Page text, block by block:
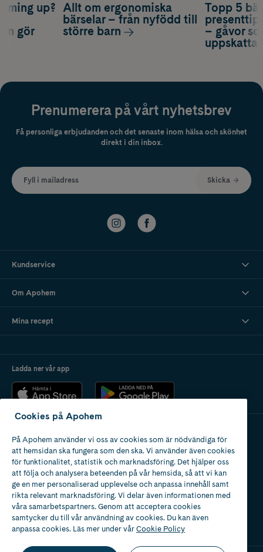
Topp 5
– gåvor
up?
gör
Allt om ergonomiska
bärselar – från nyfödd till
större barn
Prenumerera på vårt nyhetsbrev
Få personliga erbjudanden och det senaste inom hälsa och skönhet
direkt i din inbox.
Fyll i mailadress Skicka
Kundservice
Om Apohem
Mina recept
Ladda ner vår app
Apotek med tillstånd
av Läkemedelsverket
Cookies på Apohem
På Apohem använder vi oss av cookies som är nödvändiga för
att hemsidan ska fungera som den ska. Vi använder även cookies
för funktionalitet, statistik och marknadsföring. Det hjälper oss
att följa och analysera beteenden på vår hemsida, så att vi kan
ge en mer personaliserad upplevelse och anpassa innehåll samt
rikta relevant marknadsföring. Vi delar även informationen med
våra samarbetspartners. Genom att acceptera cookies
samtycker du till vår användning av cookies. Du kan även
anpassa cookies. Läs mer under vårCookie Policy